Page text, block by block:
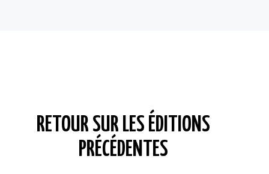
RETOUR SUR LES ÉDITIONS
PRÉCÉDENTES